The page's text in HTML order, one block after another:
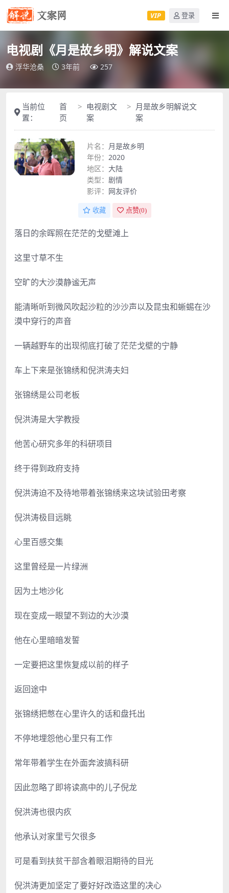
VIP 登录
电视剧《月是故乡明》解说文案
浮华沧桑 3年前 257
当前位
置：
首
页
电视剧文
案
月是故乡明解说文
案
片名： 月是故乡明
年份： 2020
地区： 大陆
类型： 剧情
影评： 网友评价
收藏 点赞(0)
落日的余晖照在茫茫的戈壁滩上
这里寸草不生
空旷的大沙漠静谧无声
能清晰听到微风吹起沙粒的沙沙声以及昆虫和蜥蜴在沙
漠中穿行的声音
一辆越野车的出现彻底打破了茫茫戈壁的宁静
车上下来是张锦绣和倪洪涛夫妇
张锦绣是公司老板
倪洪涛是大学教授
他苦心研究多年的科研项目
终于得到政府支持
倪洪涛迫不及待地带着张锦绣来这块试验田考察
倪洪涛极目远眺
心里百感交集
这里曾经是一片绿洲
因为土地沙化
现在变成一眼望不到边的大沙漠
他在心里暗暗发誓
一定要把这里恢复成以前的样子
返回途中
张锦绣把憋在心里许久的话和盘托出
不停地埋怨他心里只有工作
常年带着学生在外面奔波搞科研
因此忽略了即将读高中的儿子倪龙
倪洪涛也很内疚
他承认对家里亏欠很多
可是看到扶贫干部含着眼泪期待的目光
倪洪涛更加坚定了要好好改造这里的决心